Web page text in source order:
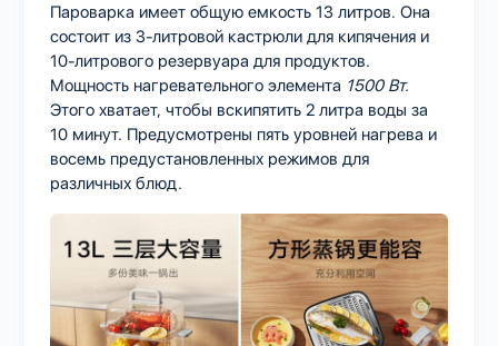
Пароварка имеет общую емкость 13 литров. Она
состоит из 3-литровой кастрюли для кипячения и
10-литрового резервуара для продуктов.
Мощность нагревательного элемента 1500 Вт.
Этого хватает, чтобы вскипятить 2 литра воды за
10 минут. Предусмотрены пять уровней нагрева и
восемь предустановленных режимов для
различных блюд.